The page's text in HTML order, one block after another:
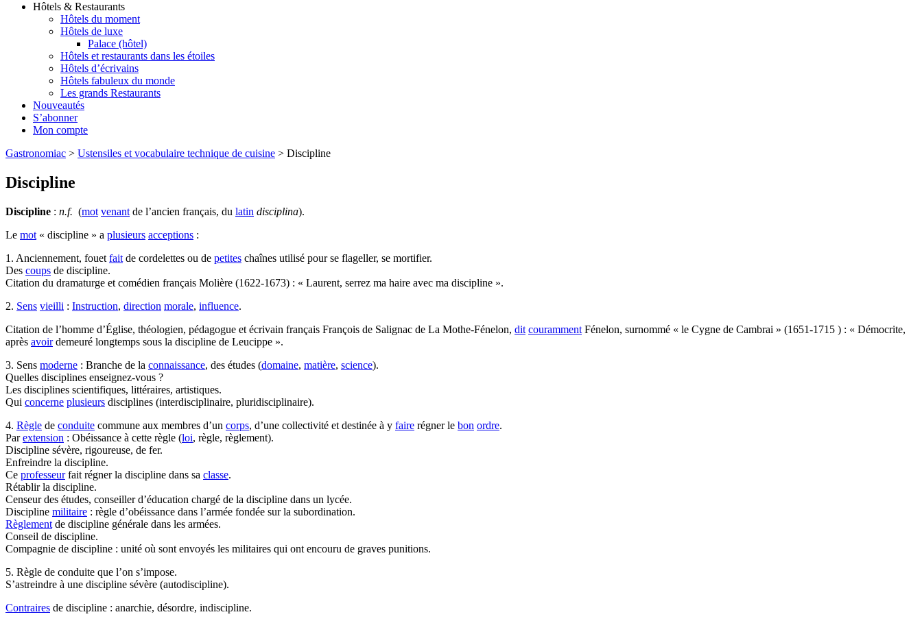
Hôtels & Restaurants
Hôtels du moment
Hôtels de luxe
Palace (hôtel)
Hôtels et restaurants dans les étoiles
Hôtels d’écrivains
Hôtels fabuleux du monde
Les grands Restaurants
Nouveautés
S’abonner
Mon compte
Gastronomiac > Ustensiles et vocabulaire technique de cuisine > Discipline
Discipline
Discipline : n.f. (mot venant de l’ancien français, du latin disciplina).
Le mot « discipline » a plusieurs acceptions :
1. Anciennement, fouet fait de cordelettes ou de petites chaînes utilisé pour se flageller, se mortifier.
Des coups de discipline.
Citation du dramaturge et comédien français Molière (1622-1673) : « Laurent, serrez ma haire avec ma discipline ».
2. Sens vieilli : Instruction, direction morale, influence.
Citation de l’homme d’Église, théologien, pédagogue et écrivain français François de Salignac de La Mothe-Fénelon, dit couramment Fénelon, surnommé « le Cygne de Cambrai » (1651-1715 ) : « Démocrite,
après avoirdemeuré longtemps sous la discipline de Leucippe ».
3. Sens moderne : Branche de la connaissance, des études (domaine, matière, science).
Quelles disciplines enseignez-vous ?
Les disciplines scientifiques, littéraires, artistiques.
Qui concerne plusieurs disciplines (interdisciplinaire, pluridisciplinaire).
4. Règle de conduite commune aux membres d’un corps, d’une collectivité et destinée à y faire régner le bon ordre.
Parextension : Obéissance à cette règle (loi, règle, règlement).
Discipline sévère, rigoureuse, de fer.
Enfreindre la discipline.
Ce professeurfait régner la discipline dans sa classe.
Rétablir la discipline.
Censeur des études, conseiller d’éducation chargé de la discipline dans un lycée.
Discipline militaire : règle d’obéissance dans l’armée fondée sur la subordination.
Règlement de discipline générale dans les armées.
Conseil de discipline.
Compagnie de discipline : unité où sont envoyés les militaires qui ont encouru de graves punitions.
5. Règle de conduite que l’on s’impose.
S’astreindre à une discipline sévère (autodiscipline).
Contraires de discipline : anarchie, désordre, indiscipline.